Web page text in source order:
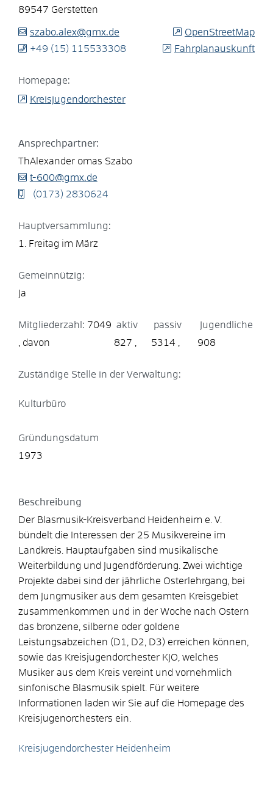
89547 Gerstetten
OpenStreetMap
Fahrplanauskunft
szabo.alex@gmx.de
+49 (15) 1 15533308
Homepage:
Kreisjugendorchester
Ansprechpartner:
ThAlexander omas Szabo
t-600@gmx.de
(01 73) 2830624
Hauptversammlung:
1. Freitag im März
Gemeinnützig:
Ja
Mitgliederzahl: 7049 aktiv
827
passiv
5314
Jugendliche
908
Zuständige Stelle in der Verwaltung:
Kulturbüro
Gründungsdatum
1973
Beschreibung
Der Blasmusik-Kreisverband Heidenheim e. V.
bündelt die Interessen der 25 Musikvereine im
Landkreis. Hauptaufgaben sind musikalische
Weiterbildung und Jugendförderung. Zwei wichtige
Projekte dabei sind der jährliche Osterlehrgang, bei
dem Jungmusiker aus dem gesamten Kreisgebiet
zusammenkommen und in der Woche nach Ostern
das bronzene, silberne oder goldene
Leistungsabzeichen (D1, D2, D3) erreichen können,
sowie das Kreisjugendorchester KJO, welches
Musiker aus dem Kreis vereint und vornehmlich
sinfonische Blasmusik spielt. Für weitere
Informationen laden wir Sie auf die Homepage des
Kreisjugenorchesters ein.
Kreisjugendorchester Heidenheim